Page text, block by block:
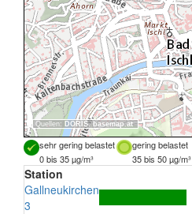
Quellen: DORIS, basemap.at
sehr gering belastet gering belastet
0 bis 35 µg/m³
35 bis 50 µg/m³
Station
Gallneukirchen
3